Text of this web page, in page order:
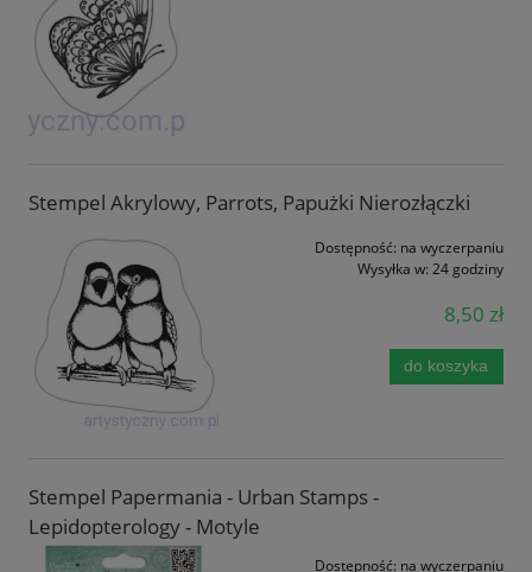
Stempel Akrylowy, Parrots, Papużki Nierozłączki
Dostępność: na wyczerpaniu
Wysyłka w: 24 godziny
8,50 zł
do koszyka
Stempel Papermania - Urban Stamps -
Lepidopterology - Motyle
Dostępność: na wyczerpaniu